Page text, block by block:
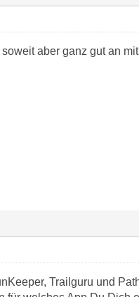
aber ganz gut an
Trailguru und